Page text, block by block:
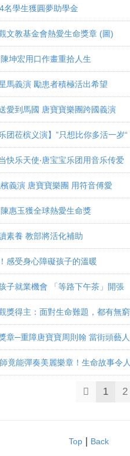
學生獲圓夢助學金
文教基金會熱愛生命獎章 (圖)
坤宏用口作畫重拾人生
馬義演 勵患者積極活出希望
愛到馬國 唐寶寶樂團跨國義演
团莅槟义演】”只想比你多活一岁
快乐天使‧唐宝宝乐团用音乐传爱
義演 唐寶寶樂團 用符音傅愛
惠玉獲全球熱愛生命獎
素養 教部將活化補助
感受身心障礙孩子的溫暖
子就業機會 「等路下午茶」開張
獎得主：面對生命難題，都有無
章─重障唐寶寶周則翰 當街頭藝
竟能彈奏美麗樂章！生命故事令
1 2
Top| Back